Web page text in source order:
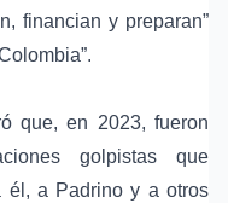
financian y preparan”
que, en 2023, fueron
golpistas que
él, a Padrino y a otros